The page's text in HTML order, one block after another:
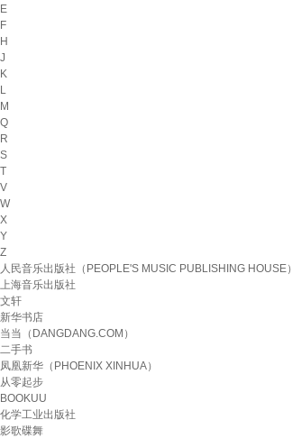
E
F
H
J
K
L
M
Q
R
S
T
V
W
X
Y
Z
人民音乐出版社（PEOPLE'S MUSIC PUBLISHING HOUSE）
上海音乐出版社
文轩
新华书店
当当（DANGDANG.COM）
二手书
凤凰新华（PHOENIX XINHUA）
从零起步
BOOKUU
化学工业出版社
影歌碟舞